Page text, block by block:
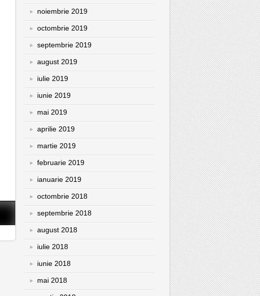
noiembrie 2019
octombrie 2019
septembrie 2019
august 2019
iulie 2019
iunie 2019
mai 2019
aprilie 2019
martie 2019
februarie 2019
ianuarie 2019
octombrie 2018
septembrie 2018
august 2018
iulie 2018
iunie 2018
mai 2018